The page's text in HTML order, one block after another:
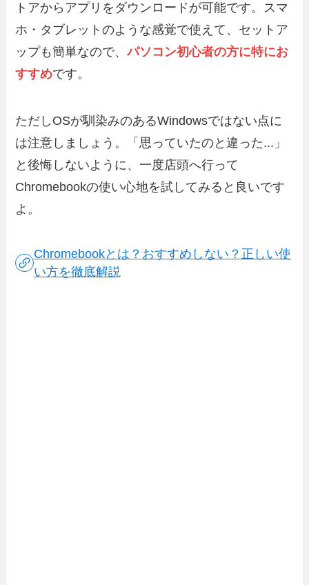
トアからアプリをダウンロードが可能です。スマ
ホ・タブレットのような感覚で使えて、セットア
ップも簡単なので、パソコン初心者の方に特にお
すすめです。
ただしOSが馴染みのあるWindowsではない点に
は注意しましょう。「思っていたのと違った...」
と後悔しないように、一度店頭へ行って
Chromebookの使い心地を試してみると良いです
よ。
Chromebookとは？おすすめしない？正しい使
い方を徹底解説